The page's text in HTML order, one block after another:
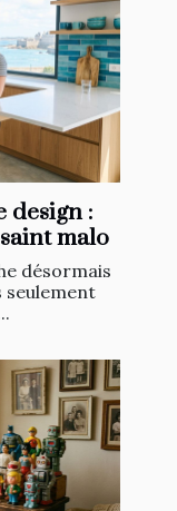
design :
malo
désormais
seulement